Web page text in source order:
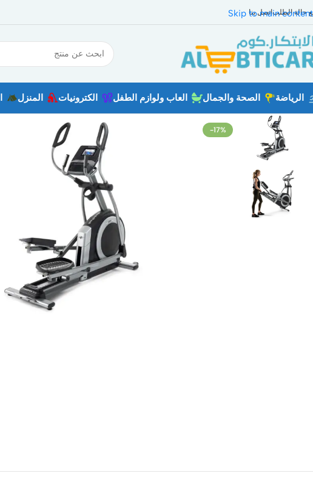
Skip to main content
حالة الطلباتصل بنا
الرياضة الصحة والجمال العاب ولوازم الطفل الكترونيات المنزل
-17%